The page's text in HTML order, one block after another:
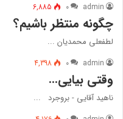
admin ۰ 6,885
چگونه منتظر باشیم؟
لطفعلى محمديان ...
admin ۰ 4,398
وقتى بیایى…
ناهيد آقايى - بروجرد ...